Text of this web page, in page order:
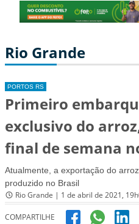
Rio Grande
PORTOS RS
Primeiro
exclusivo do
final de semana
Atualmente, a exportação do
produzido no Brasil
Rio Grande | 1 de abril de 2021,
COMPARTILHE